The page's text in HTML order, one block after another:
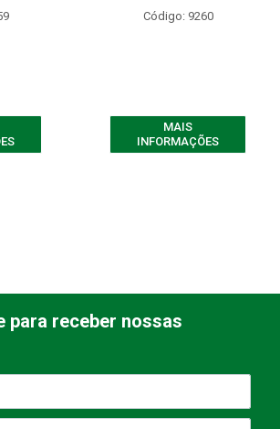
Código: 9260
MAIS
INFORMAÇÕES
para receber nossas